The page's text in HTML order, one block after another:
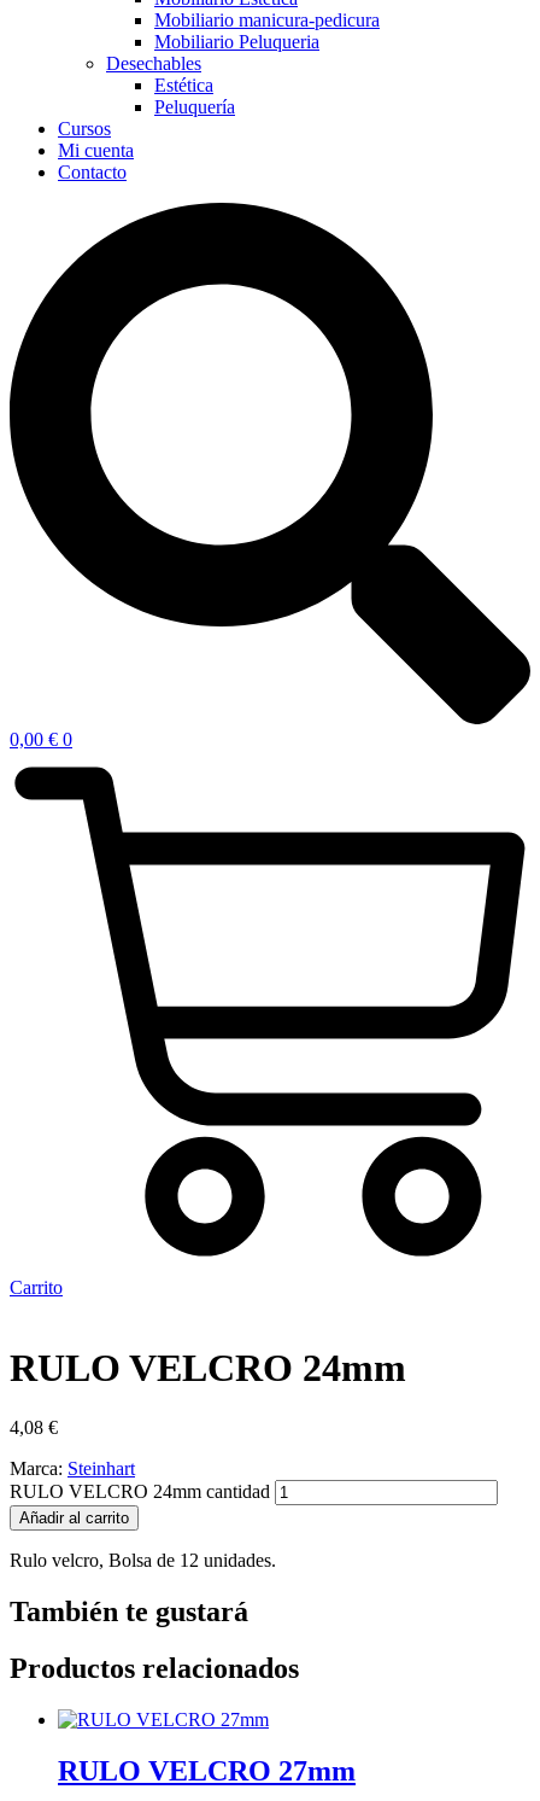
Mobiliario manicura-pedicura
Mobiliario Peluqueria
Desechables
Estética
Peluquería
Cursos
Mi cuenta
Contacto
0,00 € 0
Carrito
RULO VELCRO 24mm
4,08 €
Marca: Steinhart
RULO VELCRO 24mm cantidad
Añadir al carrito
Rulo velcro, Bolsa de 12 unidades.
También te gustará
Productos relacionados
RULO VELCRO 27mm